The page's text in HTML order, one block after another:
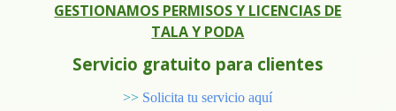
GESTIONAMOS PERMISOS Y LICENCIAS DE
TALA Y PODA
Servicio gratuito para clientes
>> Solicita tu servicio aquí